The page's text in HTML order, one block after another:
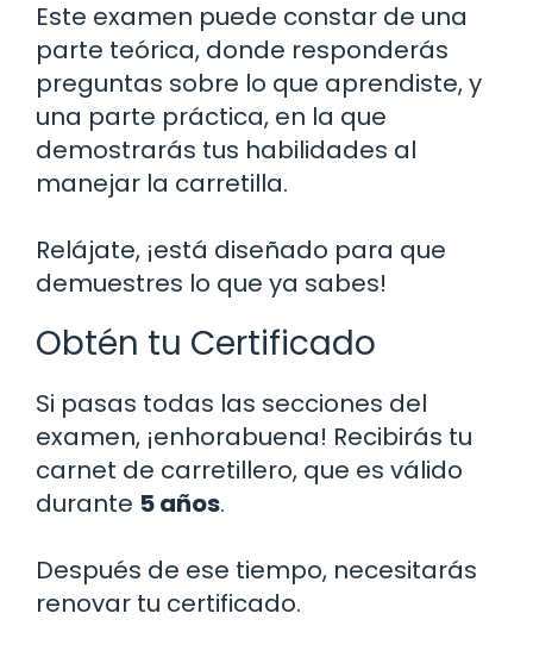
Este examen puede constar de una
parte teórica, donde responderás
preguntas sobre lo que aprendiste, y
una parte práctica, en la que
demostrarás tus habilidades al
manejar la carretilla.
Relájate, ¡está diseñado para que
demuestres lo que ya sabes!
Obtén tu Certificado
Si pasas todas las secciones del
examen, ¡enhorabuena! Recibirás tu
carnet de carretillero, que es válido
durante 5 años.
Después de ese tiempo, necesitarás
renovar tu certificado.